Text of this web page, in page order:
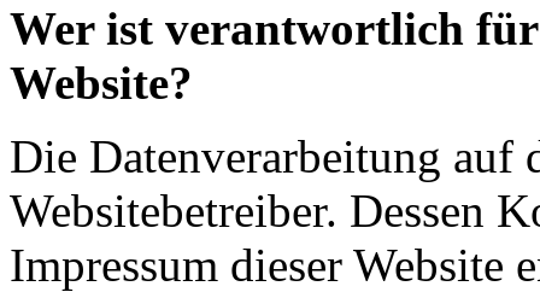
Wer ist verantwortlich für
Website?
Die Datenverarbeitung auf
Websitebetreiber. Dessen
Impressum dieser Website